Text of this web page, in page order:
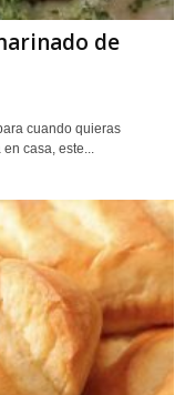
de
cuando quieras
casa, este...